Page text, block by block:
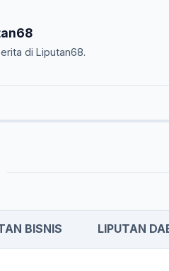
di Liputan68.
BISNIS LIPUTAN